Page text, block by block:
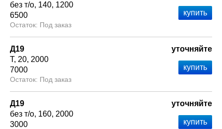
без т/о 140 1200
6500
Под заказ
Д19
Т 20 2000
7000
Под заказ
уточняйте
Д19
без т/о 160 2000
3000
уточняйте